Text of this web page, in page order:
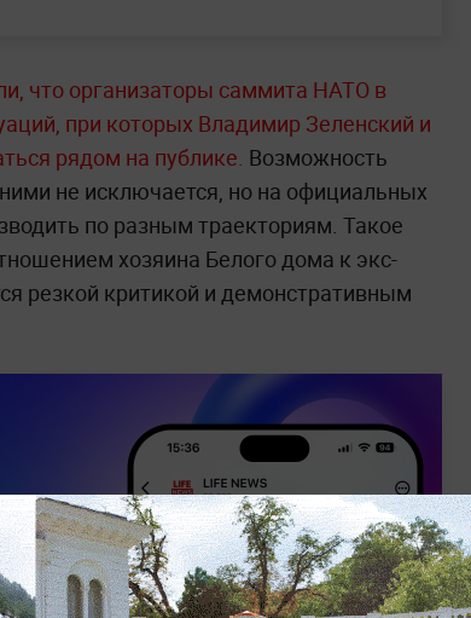
что организаторы саммита НАТО в
при которых Владимир Зеленский и
рядом на публике. Возможность
не исключается, но на официальных
по разным траекториям. Такое
хозяина Белого дома к экс-
резкой критикой и демонстративным